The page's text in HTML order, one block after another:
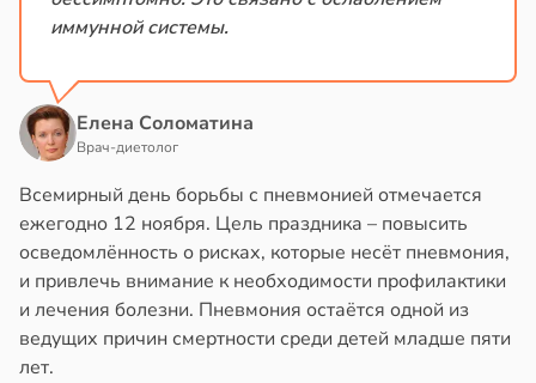
иммунной системы.
Елена Соломатина
Врач-диетолог
Всемирный день борьбы с пневмонией отмечается
ежегодно 12 ноября. Цель праздника – повысить
осведомлённость о рисках, которые несёт пневмония,
и привлечь внимание к необходимости профилактики
и лечения болезни. Пневмония остаётся одной из
ведущих причин смертности среди детей младше пяти
лет.